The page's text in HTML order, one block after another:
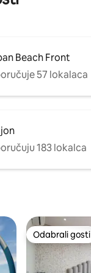
Beach Front
57 lokalaca
183 lokalca
Odabrali gosti
Odabrali gosti